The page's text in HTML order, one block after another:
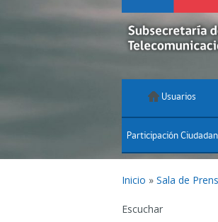
Usuarios
Participación
Inicio » Sala de
Escuchar